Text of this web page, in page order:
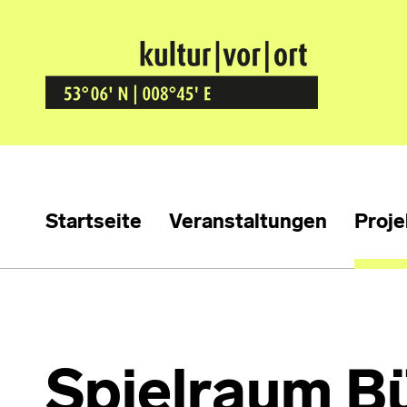
Kultur Vor Ort
BREMEN GRÖPELINGEN
Startseite Veranstaltungen